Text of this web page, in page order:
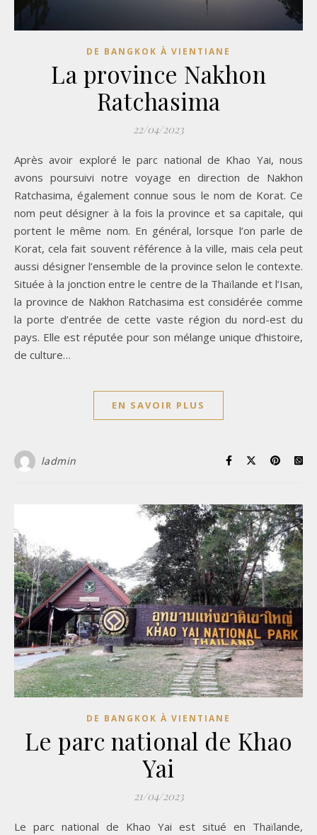
DE BANGKOK À VIENTIANE
La province Nakhon
Ratchasima
22/04/2023
Après avoir exploré le parc national de Khao Yai, nous
avons poursuivi notre voyage en direction de Nakhon
Ratchasima, également connue sous le nom de Korat. Ce
nom peut désigner à la fois la province et sa capitale, qui
portent le même nom. En général, lorsque l’on parle de
Korat, cela fait souvent référence à la ville, mais cela peut
aussi désigner l’ensemble de la province selon le contexte.
Située à la jonction entre le centre de la Thaïlande et l’Isan,
la province de Nakhon Ratchasima est considérée comme
la porte d’entrée de cette vaste région du nord-est du
pays. Elle est réputée pour son mélange unique d’histoire,
de culture…
EN SAVOIR PLUS
ladmin
DE BANGKOK À VIENTIANE
Le parc national de Khao
Yai
21/04/2023
Le parc national de Khao Yai est situé en Thaïlande,